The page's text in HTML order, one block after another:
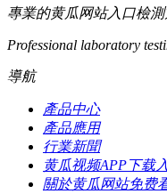
專業的黄瓜网站入口檢
Professional laboratory
導航
產品中心
產品應用
行業新聞
黄瓜视频APP下载
關於黄瓜网站免费